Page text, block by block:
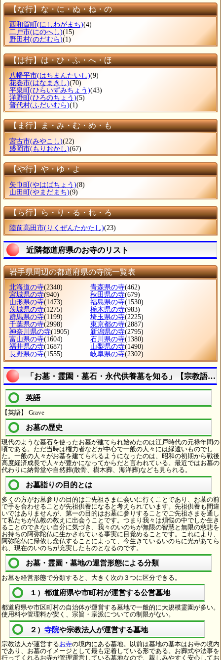
【な行】な・に・ぬ・ね・の
西和賀町 (にしわがまち)(4)
二戸市(にのへし)(15)
野田村(のだむら)(1)
【は行】は・ひ・ふ・へ・ほ
八幡平市(はちまんたいし)(9)
花巻市(はなまきし)(70)
平泉町 (ひらいずみちょう)(43)
洋野町 (ひろのちょう)(5)
普代村(ふだいむら)(1)
【ま行】ま・み・む・め・も
宮古市(みやこし)(22)
盛岡市(もりおかし)(67)
【や行】や・ゆ・よ
矢巾町(やはばちょう)(8)
山田町(やまだまち)(9)
【ら行】ら・り・る・れ・ろ
陸前高田市(りくぜんたかたし)(23)
近隣都道府県のお寺のリスト
岩手県周辺の都道府県の寺院一覧表
北海道の寺(2340) 青森県の寺(462)
宮城県の寺(940) 秋田県の寺(679)
山形県の寺(1473) 福島県の寺(1530)
茨城県の寺(1275) 栃木県の寺(983)
群馬県の寺(1199) 埼玉県の寺(2225)
千葉県の寺(2998) 東京都の寺(2887)
神奈川県の寺(1905) 新潟県の寺(2795)
富山県の寺(1604) 石川県の寺(1380)
福井県の寺(1687) 山梨県の寺(1490)
長野県の寺(1555) 岐阜県の寺(2302)
「お墓・霊園・墓石・永代供養墓を知る」【宗教語の
英語
【英語】 Grave
お墓の歴史
現代のような墓石を使ったお墓が建てられ始めたのは江戸時代の元禄年間の
頃である。ただ当時は権力者などが中心で一般の人々には縁遠いものでし
た。一般の人々がお墓を建てられるようになったのは、昭和の初期から戦後
高度経済成長で人々が豊かになってからだと言われている。最近ではお墓の
代わりに納骨堂や自然葬(散骨、樹木葬、海洋葬)なども見られる。
お墓詣りの目的とは
多くの方がお墓参りの目的はご先祖さまに会いに行くことであり、お墓の前
で手を合わせることが先祖供養になると考えられています。先祖供養も間違
いではありませんが、第一の目的はお墓に参りすることでご先祖さまを通し
て私たちが仏教の教えに出会うことです。つまり我々は煩悩の中でしか生き
ることのできない自分に気づき、我々のいのちが無限の智慧と無限の慈悲を
お持ちの阿弥陀仏に生かされている事実に目覚めることです。これにより、
阿弥陀仏に帰依し念仏することによって、今生きているいのちに光があてら
れ、現在のいのちが充実したものとなるのです。
お墓・霊園・墓地の運営形態による分類
お墓を経営形態で分類すると、大きく次の３つに区分できる。
１）都道府県や市町村が運営する公営墓地
都道府県や市区町村の自治体が運営する墓地で一般的に大規模霊園が多い。
使用料や管理料が安く、宗旨・宗派についての制限がない。
２） 寺院や宗教法人が運営する墓地
宗教法人が運営するお寺の境内にある墓地。以前は墓地の基本はお寺の境内
であり、お墓のイメージとして最も定着している形である。お葬式や法事を
行ってくれるお寺が管理運営している墓地なので、親しみやすく安心してお